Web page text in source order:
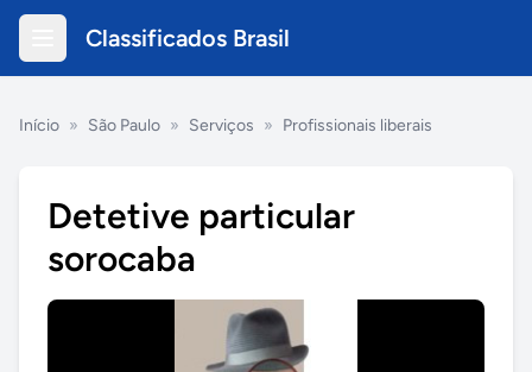
Classificados Brasil
Início » São Paulo » Serviços » Profissionais liberais
Detetive particular
sorocaba